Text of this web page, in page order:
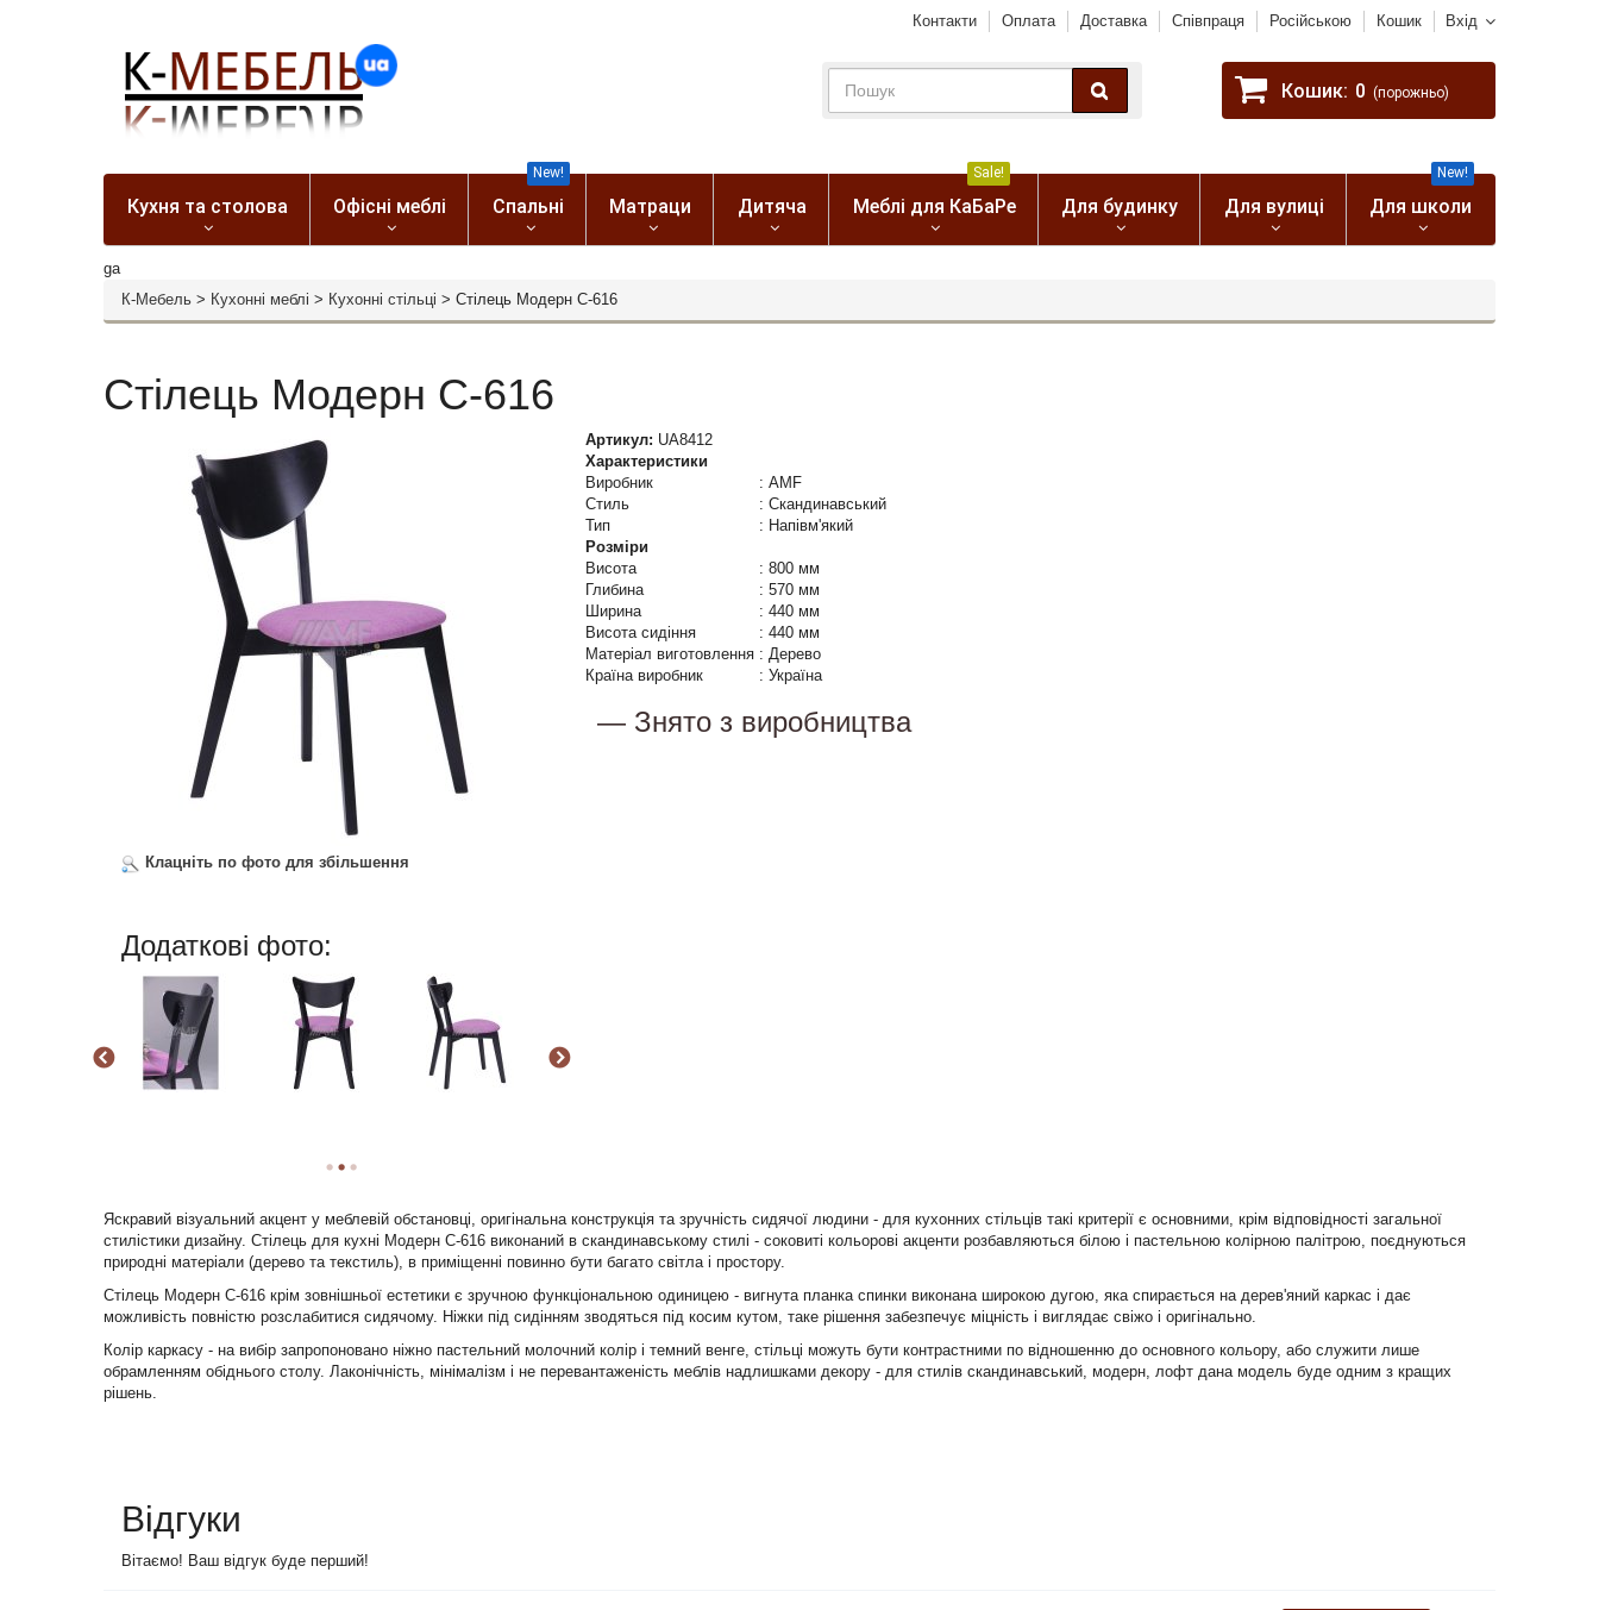
Вхід
Контакти Оплата Доставка Співпраця Російською Кошик
Кошик: 0 (порожньо)
Кухня та столова Офісні меблі Спальні
New!
Матраци Дитяча Меблі для КаБаРе
Sale!
Для будинку Для вулиці Для школи
New!
ga
К-Мебель > Кухонні меблі > Кухонні стільці > Стілець Модерн С-616
Стілець Модерн С-616
Клацніть по фото для збільшення
Додаткові фото:
Артикул: UA8412
Характеристики
Виробник
: AMF
Стиль
: Скандинавський
Тип
: Напівм'який
Розміри
Висота
: 800 мм
Глибина
: 570 мм
Ширина
: 440 мм
Висота сидіння
: 440 мм
Матеріал виготовлення : Дерево
Країна виробник
: Україна
— Знято з виробництва
Яскравий візуальний акцент у меблевій обстановці, оригінальна конструкція та зручність сидячої людини - для кухонних стільців такі критерії є основними, крім відповідності загальної
стилістики дизайну. Стілець для кухні Модерн С-616 виконаний в скандинавському стилі - соковиті кольорові акценти розбавляються білою і пастельною колірною палітрою, поєднуються
природні матеріали (дерево та текстиль), в приміщенні повинно бути багато світла і простору.
Стілець Модерн С-616 крім зовнішньої естетики є зручною функціональною одиницею - вигнута планка спинки виконана широкою дугою, яка спирається на дерев'яний каркас і дає
можливість повністю розслабитися сидячому. Ніжки під сидінням зводяться під косим кутом, таке рішення забезпечує міцність і виглядає свіжо і оригінально.
Колір каркасу - на вибір запропоновано ніжно пастельний молочний колір і темний венге, стільці можуть бути контрастними по відношенню до основного кольору, або служити лише
обрамленням обіднього столу. Лаконічність, мінімалізм і не перевантаженість меблів надлишками декору - для стилів скандинавський, модерн, лофт дана модель буде одним з кращих
рішень.
Відгуки
Вітаємо! Ваш відгук буде перший!